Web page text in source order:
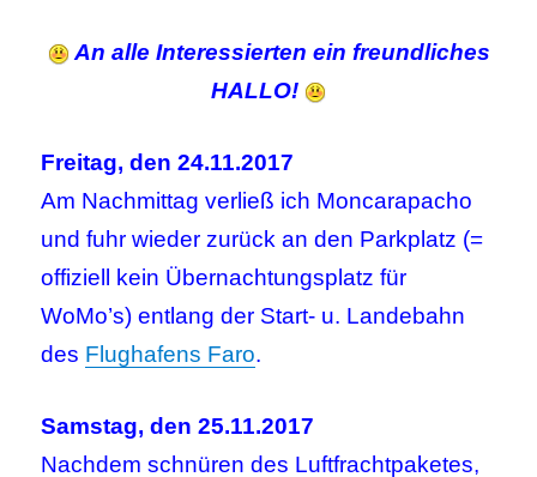
An alle Interessierten ein freundliches
HALLO!
Freitag, den 24.11.2017
Am Nachmittag verließ ich Moncarapacho
und fuhr wieder zurück an den Parkplatz (=
offiziell kein Übernachtungsplatz für
WoMo’s) entlang der Start- u. Landebahn
des Flughafens Faro.
Samstag, den 25.11.2017
Nachdem schnüren des Luftfrachtpaketes,